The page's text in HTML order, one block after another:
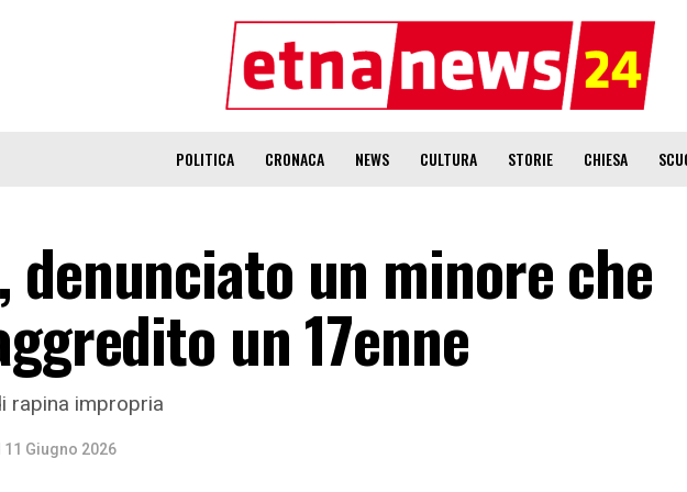
POLITICA CRONACA NEWS CULTURA STORIE CHIESA
denunciato un minore che
un 17enne
rapina impropria
11 Giugno 2026